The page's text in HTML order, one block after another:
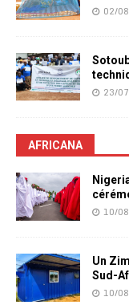
02/
23/
AFRICANA
10/
Un
Sud-
10/